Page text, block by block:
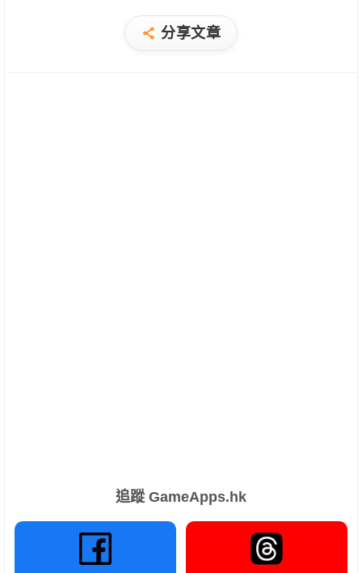
分享文章
追蹤 GameApps.hk